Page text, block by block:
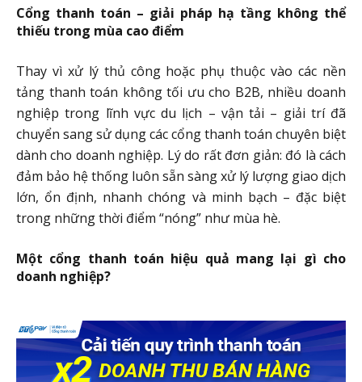
Cổng thanh toán – giải pháp hạ tầng không thể
thiếu trong mùa cao điểm
Thay vì xử lý thủ công hoặc phụ thuộc vào các nền
tảng thanh toán không tối ưu cho B2B, nhiều doanh
nghiệp trong lĩnh vực du lịch – vận tải – giải trí đã
chuyển sang sử dụng các cổng thanh toán chuyên biệt
dành cho doanh nghiệp. Lý do rất đơn giản: đó là cách
đảm bảo hệ thống luôn sẵn sàng xử lý lượng giao dịch
lớn, ổn định, nhanh chóng và minh bạch – đặc biệt
trong những thời điểm “nóng” như mùa hè.
Một cổng thanh toán hiệu quả mang lại gì cho
doanh nghiệp?